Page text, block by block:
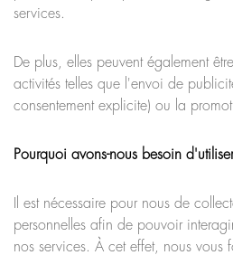
services.
De plus, elles peuvent également
activités telles que l'envoi de
consentement explicite) ou la
Pourquoi avons-nous besoin
Il est nécessaire pour nous de
personnelles afin de pouvoir
nos services. À cet effet, nous vous